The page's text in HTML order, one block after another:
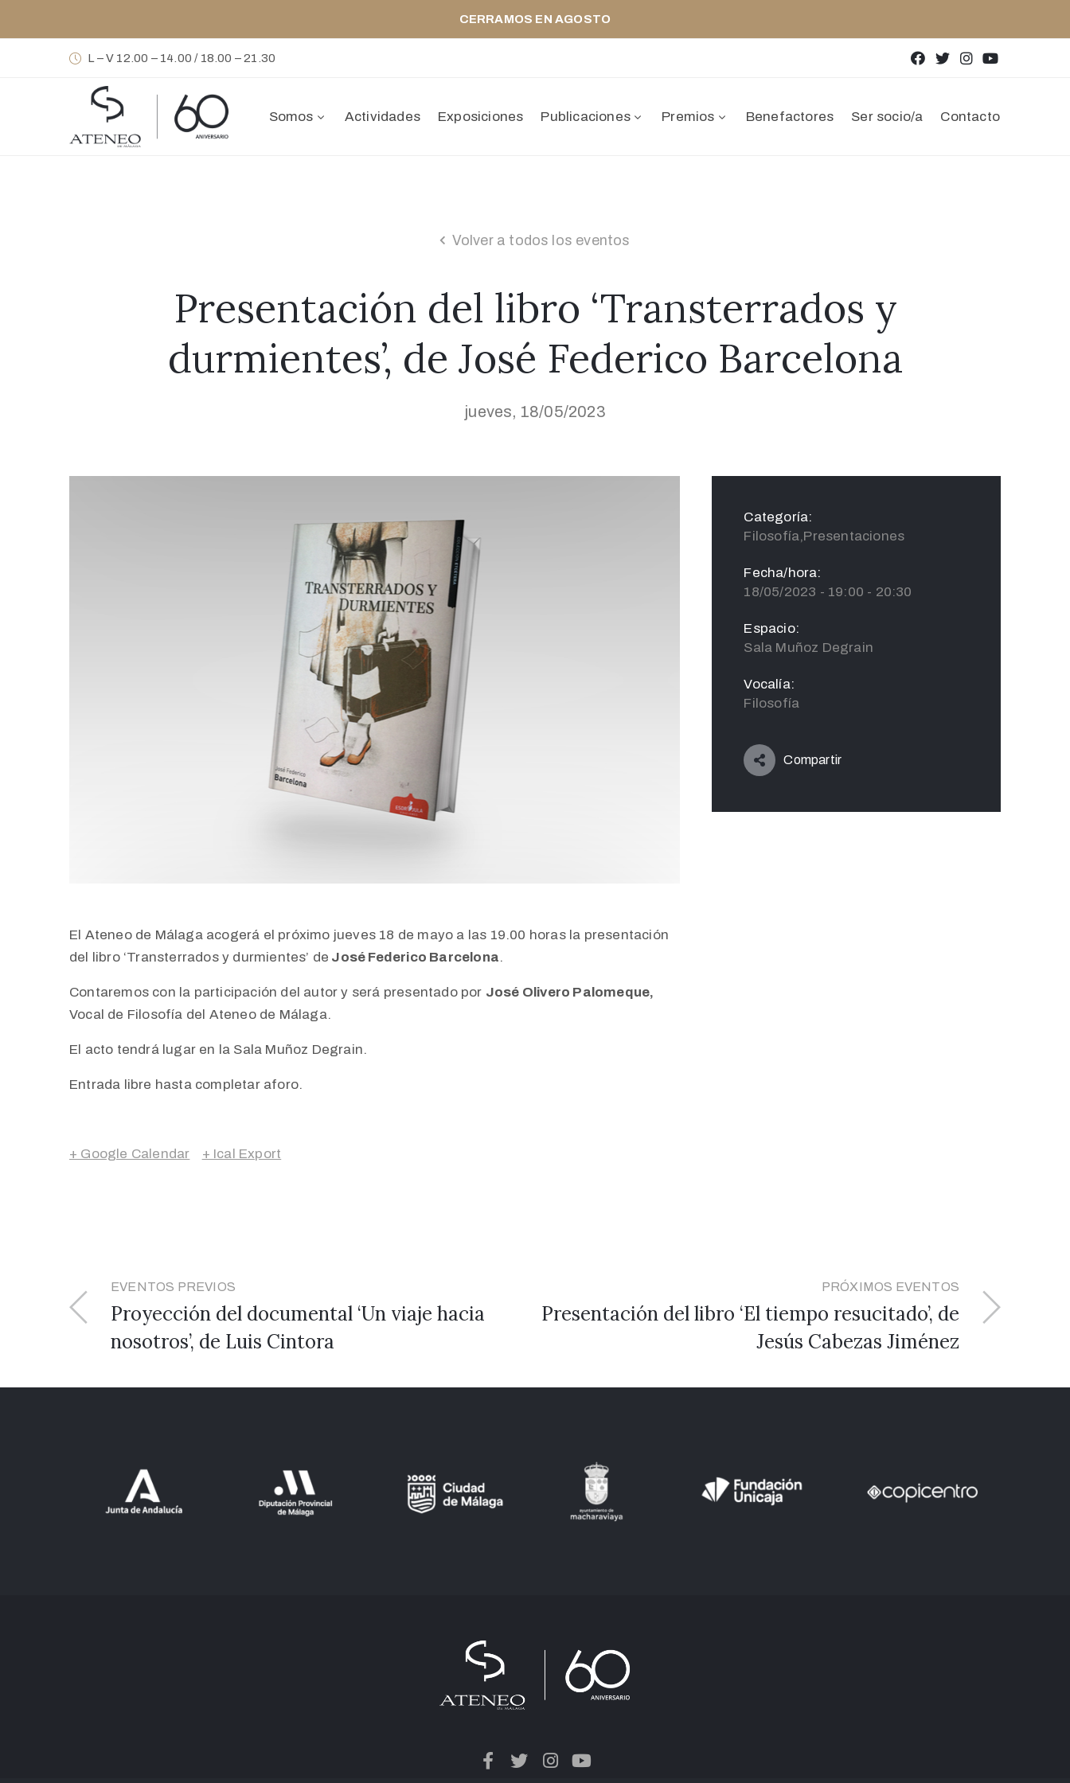
CERRAMOS EN AGOSTO
L – V 12.00 – 14.00 / 18.00 – 21.30
Somos Actividades Exposiciones Publicaciones Premios Benefactores Ser socio/a Contacto
Volver a todos los eventos
Presentación del libro ‘Transterrados y
durmientes’, de José Federico Barcelona
jueves, 18/05/2023
El Ateneo de Málaga acogerá el próximo jueves 18 de mayo a las 19.00 horas la presentación
del libro ‘Transterrados y durmientes’ de José Federico Barcelona.
Contaremos con la participación del autor y será presentado por José Olivero Palomeque,
Vocal de Filosofía del Ateneo de Málaga.
El acto tendrá lugar en la Sala Muñoz Degrain.
Entrada libre hasta completar aforo.
+ Google Calendar + Ical Export
Categoría:
Filosofía,Presentaciones
Fecha/hora:
18/05/2023 - 19:00 - 20:30
Espacio:
Sala Muñoz Degrain
Vocalía:
Filosofía
Compartir
EVENTOS PREVIOS
Proyección del documental ‘Un viaje hacia
nosotros’, de Luis Cintora
PRÓXIMOS EVENTOS
Presentación del libro ‘El tiempo resucitado’, de
Jesús Cabezas Jiménez